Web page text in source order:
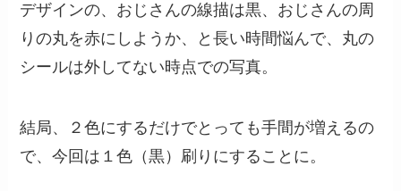
デザインの、おじさんの線描は黒、おじさんの周
りの丸を赤にしようか、と長い時間悩んで、丸の
シールは外してない時点での写真。
結局、２色にするだけでとっても手間が増えるの
で、今回は１色（黒）刷りにすることに。